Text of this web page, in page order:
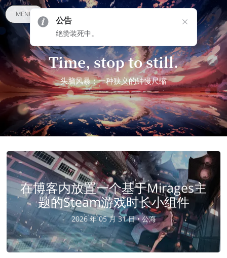
MENU
Time, stop to still.
头脑风暴：一种狭义的钟慢尺缩
在博客内放置一个基于Mirages主
题的Steam游戏时长小组件
2026 年 05 月 31 日 •公海
公告
绝赞装死中。